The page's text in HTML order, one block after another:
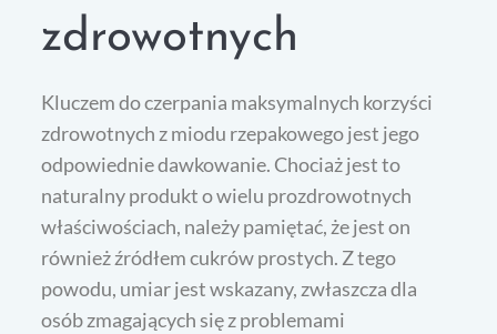
zdrowotnych
Kluczem do czerpania maksymalnych korzyści
zdrowotnych z miodu rzepakowego jest jego
odpowiednie dawkowanie. Chociaż jest to
naturalny produkt o wielu prozdrowotnych
właściwościach, należy pamiętać, że jest on
również źródłem cukrów prostych. Z tego
powodu, umiar jest wskazany, zwłaszcza dla
osób zmagających się z problemami